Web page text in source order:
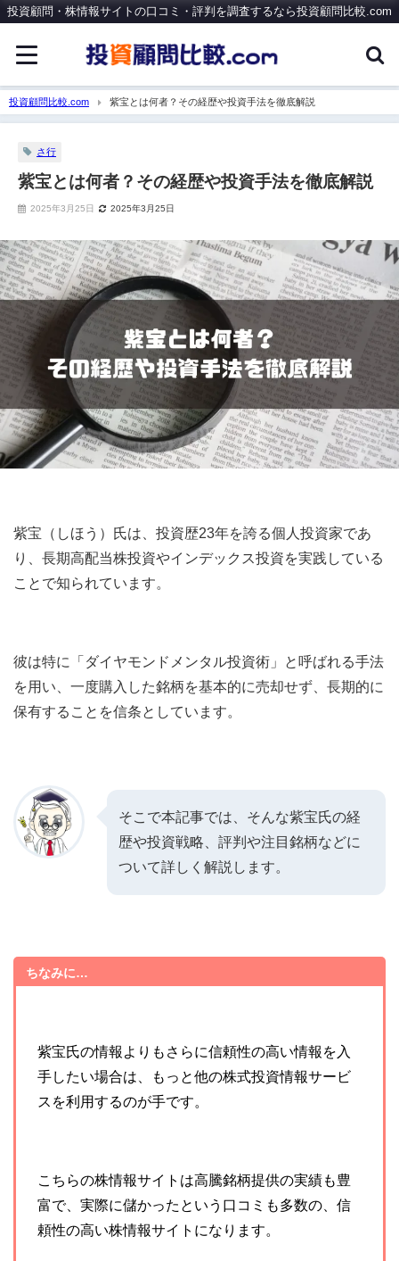
投資顧問・株情報サイトの口コミ・評判を調査するなら投資顧問比較.com
投資顧問比較.com 紫宝とは何者？その経歴や投資手法を徹底解説
さ行
紫宝とは何者？その経歴や投資手法を徹底解説
2025年3月25日 2025年3月25日
紫宝（しほう）氏は、投資歴23年を誇る個人投資家であ
り、長期高配当株投資やインデックス投資を実践している
ことで知られています。
彼は特に「ダイヤモンドメンタル投資術」と呼ばれる手法
を用い、一度購入した銘柄を基本的に売却せず、長期的に
保有することを信条としています。
そこで本記事では、そんな紫宝氏の経
歴や投資戦略、評判や注目銘柄などに
ついて詳しく解説します。
ちなみに…
紫宝氏の情報よりもさらに信頼性の高い情報を入
手したい場合は、もっと他の株式投資情報サービ
スを利用するのが手です。
こちらの株情報サイトは高騰銘柄提供の実績も豊
富で、実際に儲かったという口コミも多数の、信
頼性の高い株情報サイトになります。